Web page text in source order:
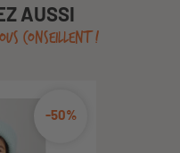
AUSSI
CONSEILLENT !
-50%